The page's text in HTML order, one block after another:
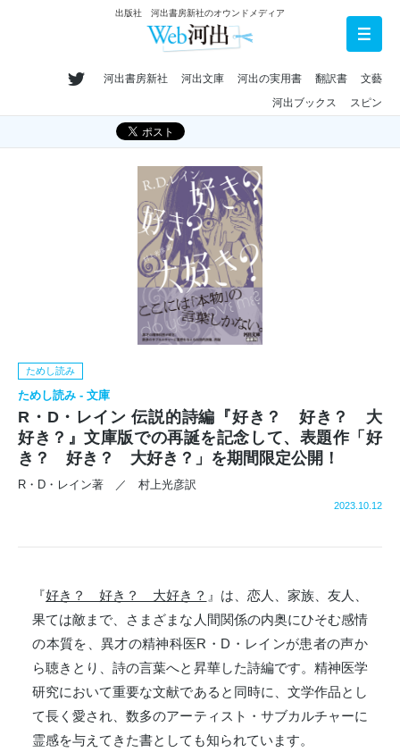
出版社 河出書房新社のオウンドメディア
河出書房新社 河出文庫 河出の実用書 翻訳書
文藝
河出ブックス
スピン
ためし読み
ためし読み - 文庫
R・D・レイン 伝説的詩編『好き？ 好き？ 大
好き？』文庫版での再誕を記念して、表題作「好
き？ 好き？ 大好き？」を期間限定公開！
R・D・レイン著 ／ 村上光彦訳
2023.10.12
『好き？ 好き？ 大好き？ 』は、恋人、家族、友人、
果ては敵まで、さまざまな人間関係の内奥にひそむ感情
の本質を、異才の精神科医R・D・レインが患者の声か
ら聴きとり、詩の言葉へと昇華した詩編です。精神医学
研究において重要な文献であると同時に、文学作品とし
て長く愛され、数多のアーティスト・サブカルチャーに
霊感を与えてきた書としても知られています。